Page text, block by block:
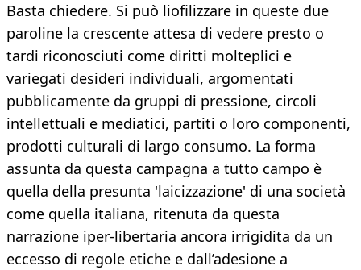
Basta chiedere. Si può liofilizzare in queste due
paroline la crescente attesa di vedere presto o
tardi riconosciuti come diritti molteplici e
variegati desideri individuali, argomentati
pubblicamente da gruppi di pressione, circoli
intellettuali e mediatici, partiti o loro componenti,
prodotti culturali di largo consumo. La forma
assunta da questa campagna a tutto campo è
quella della presunta 'laicizzazione' di una società
come quella italiana, ritenuta da questa
narrazione iper-libertaria ancora irrigidita da un
eccesso di regole etiche e dall’adesione a